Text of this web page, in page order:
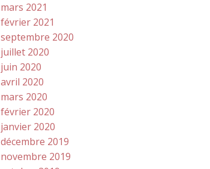
mars 2021
février 2021
septembre 2020
juillet 2020
juin 2020
avril 2020
mars 2020
février 2020
janvier 2020
décembre 2019
novembre 2019